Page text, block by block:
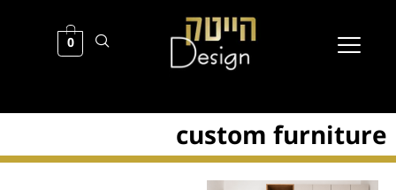
0
custom furniture